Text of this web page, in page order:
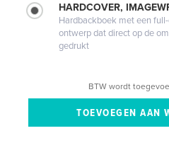
HARDCOVER,
Hardbackboek met een
ontwerp dat direct op de
gedrukt
BTW wordt